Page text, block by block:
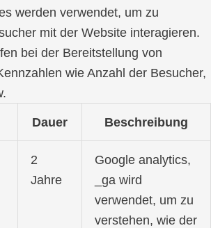
werden verwendet, um zu
mit der Website interagieren.
bei der Bereitstellung von
wie Anzahl der Besucher,
Dauer Beschreibung
2
Jahre
Google analytics,
_ga wird
verwendet, um zu
verstehen, wie der